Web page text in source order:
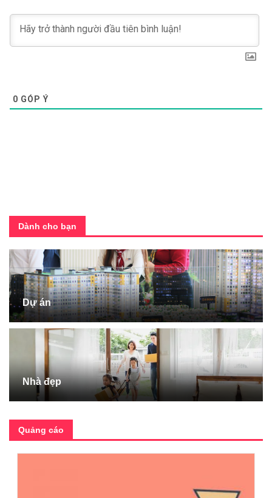
0 GÓP Ý
Dành cho bạn
Dự án
Nhà đẹp
Quảng cáo